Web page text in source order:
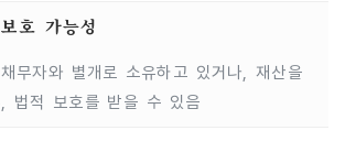
호 가능성
무자와 별개로 소유하고 있거나, 재산을
법적 보호를 받을 수 있음